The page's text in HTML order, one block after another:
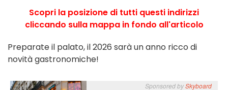
Scopri la posizione di tutti questi indirizzi
cliccando sulla mappa in fondo all'articolo
Preparate il palato, il 2026 sarà un anno ricco di
novità gastronomiche!